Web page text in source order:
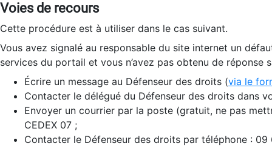
Voies de recours
Cette procédure est à utiliser dans le cas suivant.
Vous avez signalé au responsable du site internet un
services du portail et vous n’avez pas obtenu de réponse
Écrire un message au Défenseur des droits (via le
Contacter le délégué du Défenseur des droits dans
Envoyer un courrier par la poste (gratuit, ne pas
CEDEX 07 ;
Contacter le Défenseur des droits par téléphone :